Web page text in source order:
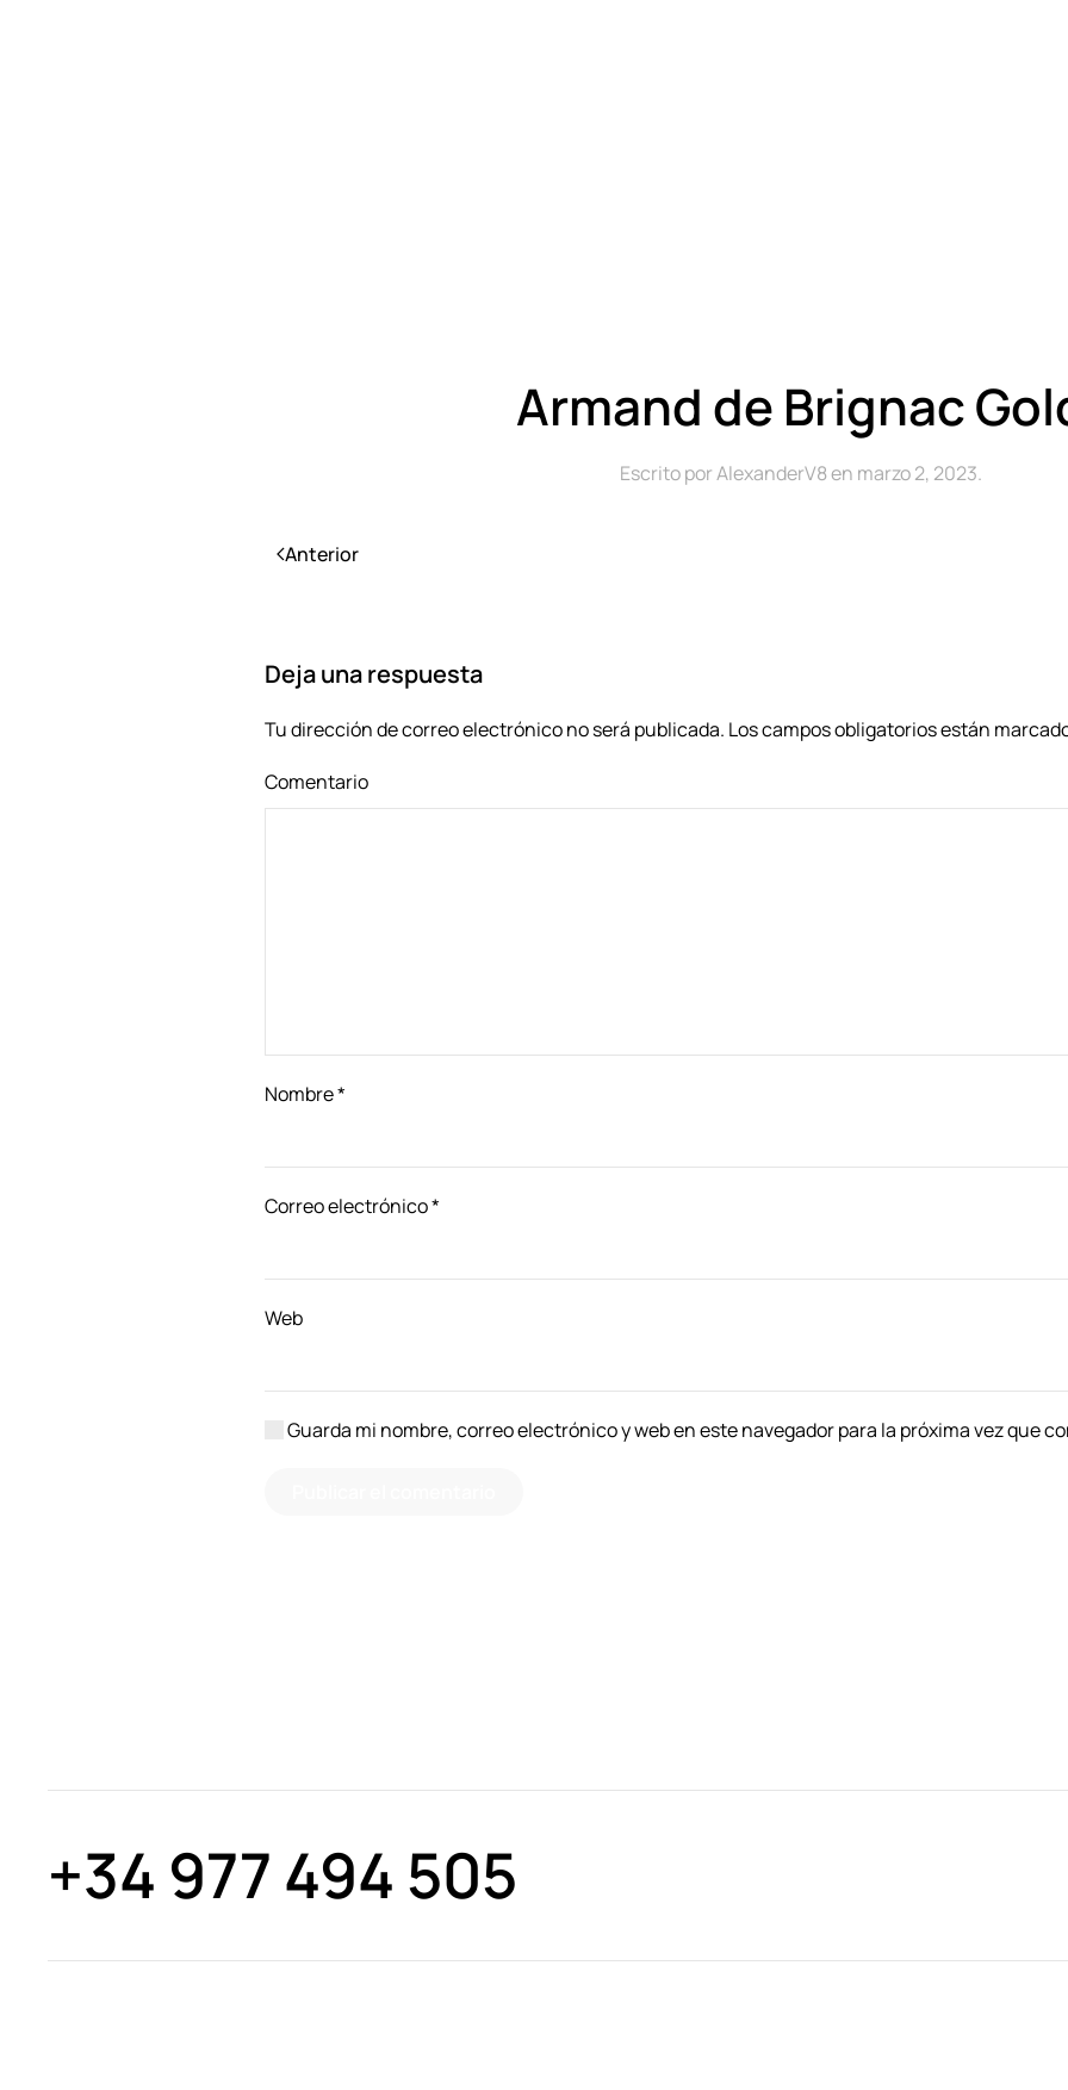
Armand de Brignac
Escrito porAlexanderV8en marzo 2, 2023.
Anterior
Deja una respuesta
Tu dirección de correo electrónico no será publicada. Los campos obligatorios están
Comentario
Nombre*
Correo electrónico*
Web
Guarda mi nombre, correo electrónico y web en este navegador para la próxima vez que
+34 977 494 505